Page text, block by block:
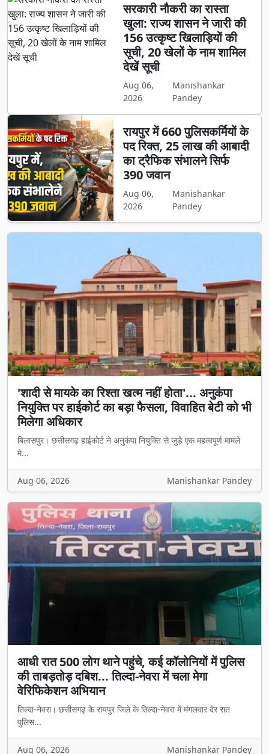
सरकारी नौकरी का रास्ता
खुला: राज्य शासन ने जारी की
156 उत्कृष्ट खिलाड़ियों की
सूची, 20 खेलों के नाम शामिल
देखें सूची
Aug 06,
2026
Manishankar
Pandey
रायपुर में 660 पुलिसकर्मियों के
पद रिक्त, 25 लाख की आबादी
का ट्रैफिक संभालने सिर्फ
390 जवान
Aug 06,
2026
Manishankar
Pandey
'शादी से मायके का रिश्ता खत्म नहीं होता'... अनुकंपा
नियुक्ति पर हाईकोर्ट का बड़ा फैसला, विवाहित बेटी को भी
मिलेगा अधिकार
बिलासपुर। छत्तीसगढ़ हाईकोर्ट ने अनुकंपा नियुक्ति से जुड़े एक महत्वपूर्ण मामले
मे...
Aug 06, 2026 Manishankar Pandey
आधी रात 500 लोग थाने पहुंचे, कई कॉलोनियों में पुलिस
की ताबड़तोड़ दबिश... तिल्दा-नेवरा में चला मेगा
वेरिफिकेशन अभियान
तिल्दा-नेवरा। छत्तीसगढ़ के रायपुर जिले के तिल्दा-नेवरा में मंगलवार देर रात
पुलिस...
Aug 06, 2026 Manishankar Pandey